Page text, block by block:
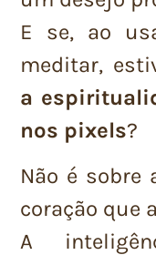
E se, ao
meditar,
a
nos pixels?
Não é sobre
coração que
A